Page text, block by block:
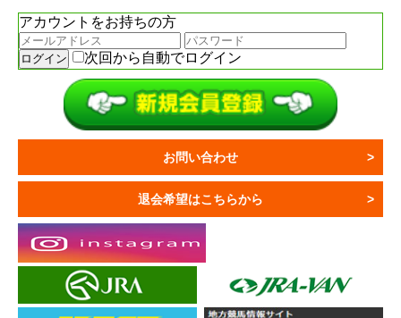
アカウントをお持ちの方
次回から自動でログイン
お問い合わせ
退会希望はこちらから